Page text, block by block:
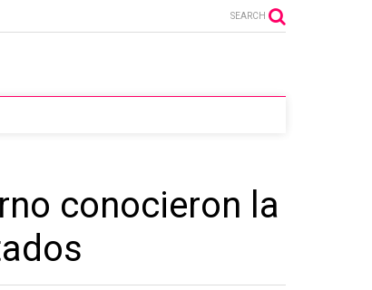
SEARCH
conocieron la